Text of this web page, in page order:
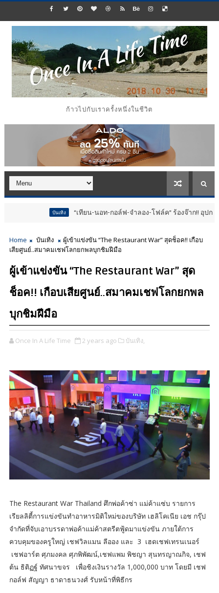
ก้าวไปกับเราครั้งหนึ่งในชีวิต
“เทียน-นอท-กอล์ฟ-จำลอง-โฟล์ค” ร้องจ๊าก!! อุปกรณ์ม่วนจอยง
Home บันเทิง
ผู้เข้าแข่งขัน “The Restaurant War” สุดช็อค!! เกือบ
เสียศูนย์..สมาคมเชฟโลกยกพลบุกชิมฝีมือ
ผู้เข้าแข่งขัน “The Restaurant War” สุด
ช็อค!! เกือบเสียศูนย์..สมาคมเชฟโลกยกพล
บุกชิมฝีมือ
Once In A Life Time 2 years ago บันเทิง,
The Restaurant War Thailand ศึกพ่อค้าซ่า แม่ค้าแซ่บ รายการ
เรียลลิตี้การแข่งขันทำอาหารมิติใหม่ของบริษัท เฮลิโคเนีย เอช กรุ๊ป
จำกัดที่จับเอาบรรดาพ่อค้าแม่ค้าสตรีตฟู้ดมาแข่งขัน ภายใต้การ
ควบคุมของครูใหญ่ เชฟวิลแมน ลีออง และ 3 เฮดเชฟเทรนเนอร์
เชฟอาร์ต ศุภมงคล ศุภพิพัฒน์,เชฟแพม พิชญา สุนทรญาณกิจ, เชฟ
ต้น ธิติฏฐ์ ทัศนาขจร เพื่อชิงเงินรางวัล 1,000,000 บาท โดยมี เชฟ
กอล์ฟ สัญญา ธาดาธนวงศ์ รับหน้าที่พิธีกร